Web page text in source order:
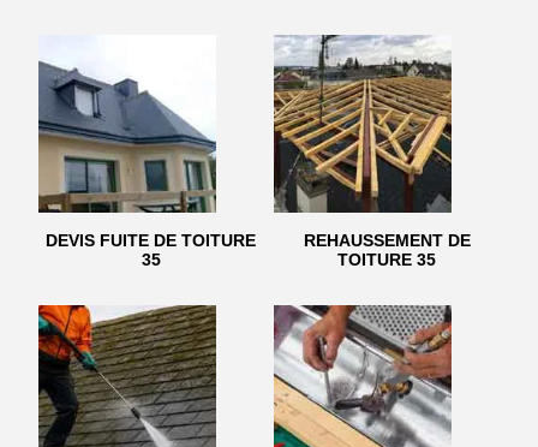
DEVIS FUITE DE TOITURE
35
REHAUSSEMENT DE
TOITURE 35